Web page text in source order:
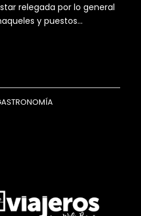
relegada por lo general
y puestos...